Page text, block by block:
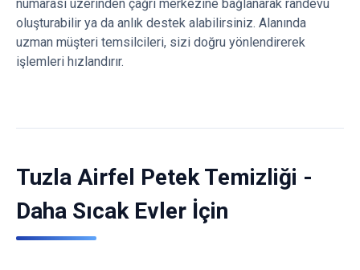
numarası üzerinden çağrı merkezine bağlanarak randevu
oluşturabilir ya da anlık destek alabilirsiniz. Alanında
uzman müşteri temsilcileri, sizi doğru yönlendirerek
işlemleri hızlandırır.
Tuzla Airfel Petek Temizliği -
Daha Sıcak Evler İçin